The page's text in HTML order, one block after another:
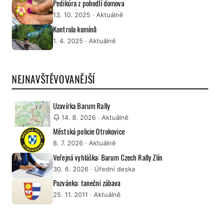
Pedikúra z pohodlí domova
13. 10. 2025 · Aktuálně
Kontrola komínů
1. 4. 2025 · Aktuálně
NEJNAVŠTĚVOVANĚJŠÍ
Uzavírka Barum Rally
14. 8. 2026 · Aktuálně
Městská policie Otrokovice
8. 7. 2026 · Aktuálně
Veřejná vyhláška: Barum Czech Rally Zlín
30. 6. 2026 · Úřední deska
Pozvánka: taneční zábava
25. 11. 2011 · Aktuálně